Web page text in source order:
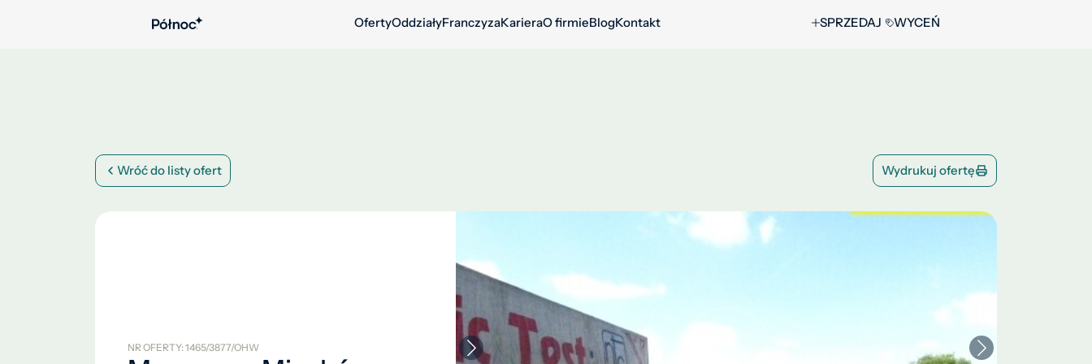
OfertyOddziałyFranczyzaKarieraO firmieBlogKontakt SPRZEDAJ WYCEŃ
Wróć do listy ofert Wydrukuj ofertę
NR OFERTY: 1465/3877/OHW